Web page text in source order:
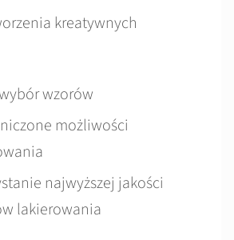
kreatywnych
wzorów
możliwości
najwyższej jakości
lakierowania